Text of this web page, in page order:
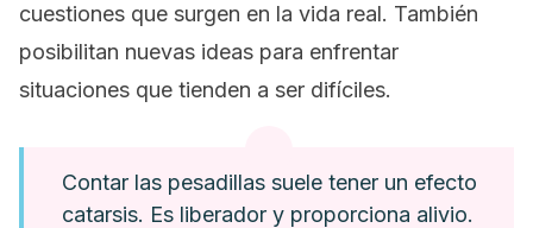
cuestiones que surgen en la vida real. También
posibilitan nuevas ideas para enfrentar
situaciones que tienden a ser difíciles.
Contar las pesadillas suele tener un efecto
catarsis. Es liberador y proporciona alivio.